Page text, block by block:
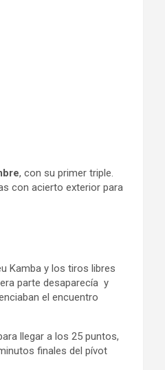
, con su primer triple.
con acierto exterior para
Kamba y los tiros libres
parte desaparecía y
el encuentro
llegar a los 25 puntos,
finales del pívot